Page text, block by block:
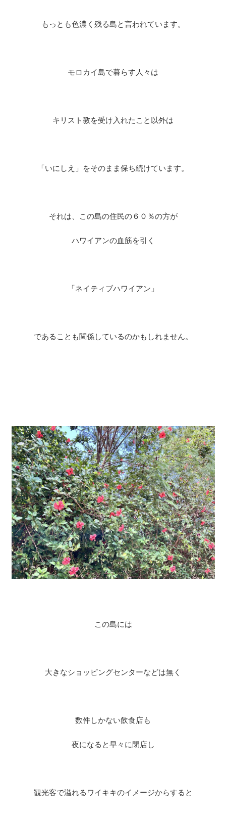
もっとも色濃く残る島と言われています。
モロカイ島で暮らす人々は
キリスト教を受け入れたこと以外は
「いにしえ」をそのまま保ち続けています。
それは、この島の住民の６０％の方が
ハワイアンの血筋を引く
「ネイティブハワイアン」
であることも関係しているのかもしれません。
この島には
大きなショッピングセンターなどは無く
数件しかない飲食店も
夜になると早々に閉店し
観光客で溢れるワイキキのイメージからすると